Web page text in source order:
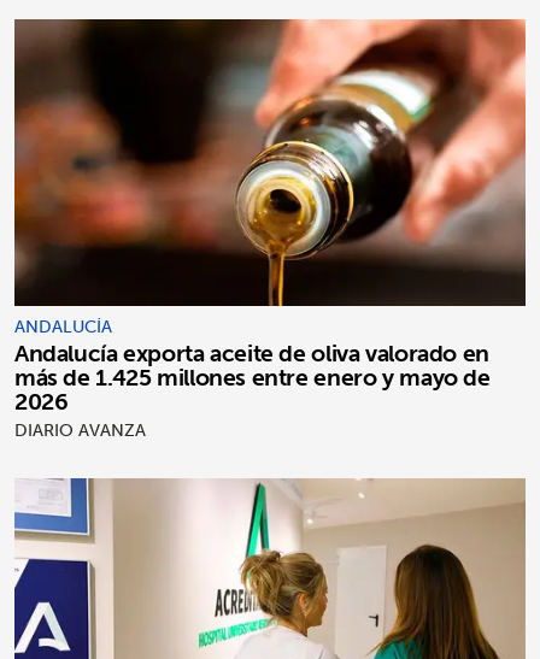
ANDALUCÍA
Andalucía exporta aceite de oliva valorado en
más de 1.425 millones entre enero y mayo de
2026
DIARIO AVANZA